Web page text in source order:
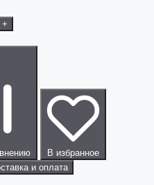
+
В избранное
и оплата